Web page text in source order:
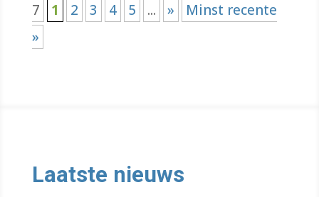
7
1 2 3 4 5 ... »
Minst recente
»
Laatste nieuws